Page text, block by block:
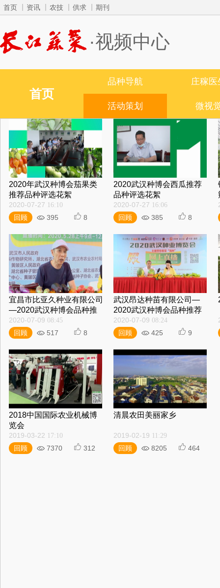
首页 资讯 农技 供求 期刊
·视频中心
首页
品种导航 庄稼医
活动策划 微视
2020年武汉种博会茄果类
推荐品种评选花絮
2020-07-27 16:10
回顾 395 8
2020武汉种博会西瓜推荐
品种评选花絮
2020-07-27 16:06
回顾 385 8
宜昌市比亚久种业有限公司
—2020武汉种博会品种推
荐直播
2020-07-09 08:45
回顾 517 8
武汉昂达种苗有限公司—
2020武汉种博会品种推荐
2020-07-09 08:24
回顾 425 9
2018中国国际农业机械博
览会
2019-03-22 17:10
回顾 7370 312
清晨农田美丽家乡
2019-02-19 11:29
回顾 8205 464